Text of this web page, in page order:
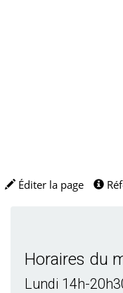
Éditer la page
Horaires du
Lundi 14h-